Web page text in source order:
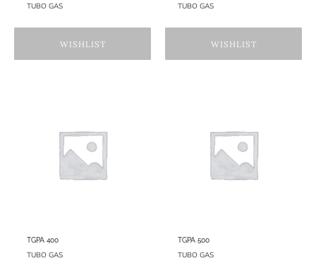
TUBO GAS
WISHLIST
TUBO GAS
WISHLIST
TGPA 400
TUBO GAS
TGPA 500
TUBO GAS